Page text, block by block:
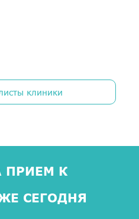
клиники
ПРИЕМ К
СЕГОДНЯ